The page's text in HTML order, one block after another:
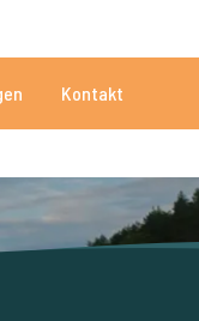
Kontakt